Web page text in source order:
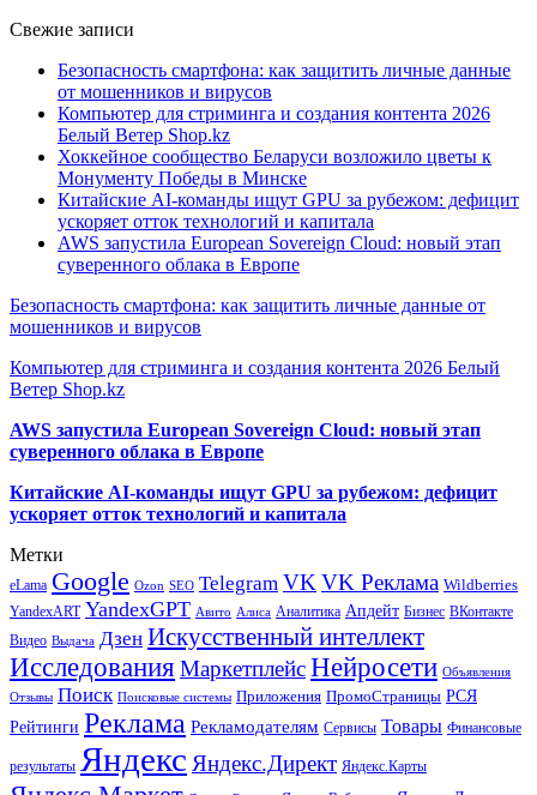
Свежие записи
Безопасность смартфона: как защитить личные данные
от мошенников и вирусов
Компьютер для стриминга и создания контента 2026
Белый Ветер Shop.kz
Хоккейное сообщество Беларуси возложило цветы к
Монументу Победы в Минске
Китайские AI-команды ищут GPU за рубежом: дефицит
ускоряет отток технологий и капитала
AWS запустила European Sovereign Cloud: новый этап
суверенного облака в Европе
Безопасность смартфона: как защитить личные данные от
мошенников и вирусов
Компьютер для стриминга и создания контента 2026 Белый
Ветер Shop.kz
AWS запустила European Sovereign Cloud: новый этап
суверенного облака в Европе
Китайские AI-команды ищут GPU за рубежом: дефицит
ускоряет отток технологий и капитала
Метки
eLama Google Ozon SEO Telegram VK VK Реклама Wildberries
YandexART YandexGPT Авито Алиса Аналитика Апдейт Бизнес ВКонтакте
Видео Выдача Дзен Искусственный интеллект
Исследования МаркетплейсНейросети Объявления
Отзывы Поиск Поисковые системы Приложения ПромоСтраницы РСЯ
Рейтинги Реклама Рекламодателям Сервисы Товары Финансовые
результаты Яндекс Яндекс.Директ Яндекс.Карты